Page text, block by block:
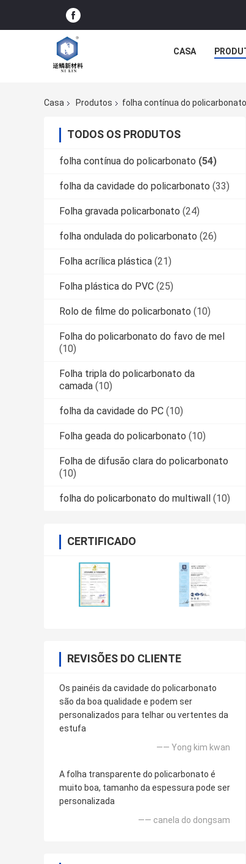
CASA
Casa Produtos folha contínua do policarbonato
TODOS OS PRODUTOS
folha contínua do policarbonato (54)
folha da cavidade do policarbonato (33)
Folha gravada policarbonato (24)
folha ondulada do policarbonato (26)
Folha acrílica plástica (21)
Folha plástica do PVC (25)
Rolo de filme do policarbonato (10)
Folha do policarbonato do favo de mel
(10)
Folha tripla do policarbonato da
camada (10)
folha da cavidade do PC (10)
Folha geada do policarbonato (10)
Folha de difusão clara do policarbonato
(10)
folha do policarbonato do multiwall (10)
CERTIFICADO
REVISÕES DO CLIENTE
Os painéis da cavidade do policarbonato
são da boa qualidade e podem ser
personalizados para telhar ou vertentes da
estufa
—— Yong kim kwan
A folha transparente do policarbonato é
muito boa, tamanho da espessura pode ser
personalizada
—— canela do dongsam